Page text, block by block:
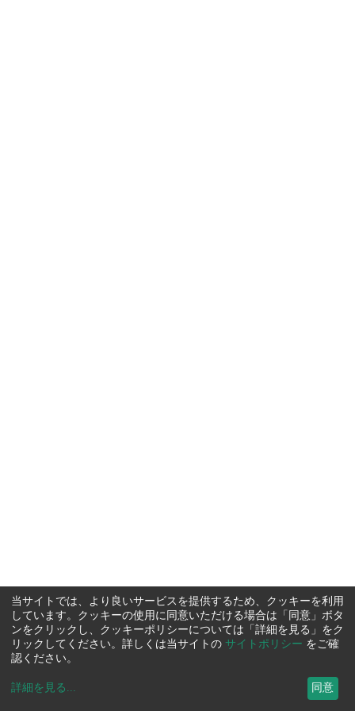
当サイトでは、より良いサービスを提供するため、クッキーを利用
しています。クッキーの使用に同意いただける場合は「同意」ボタ
ンをクリックし、クッキーポリシーについては「詳細を見る」をク
リックしてください。詳しくは当サイトの サイトポリシー をご確
認ください。
詳細を見る ... 同意